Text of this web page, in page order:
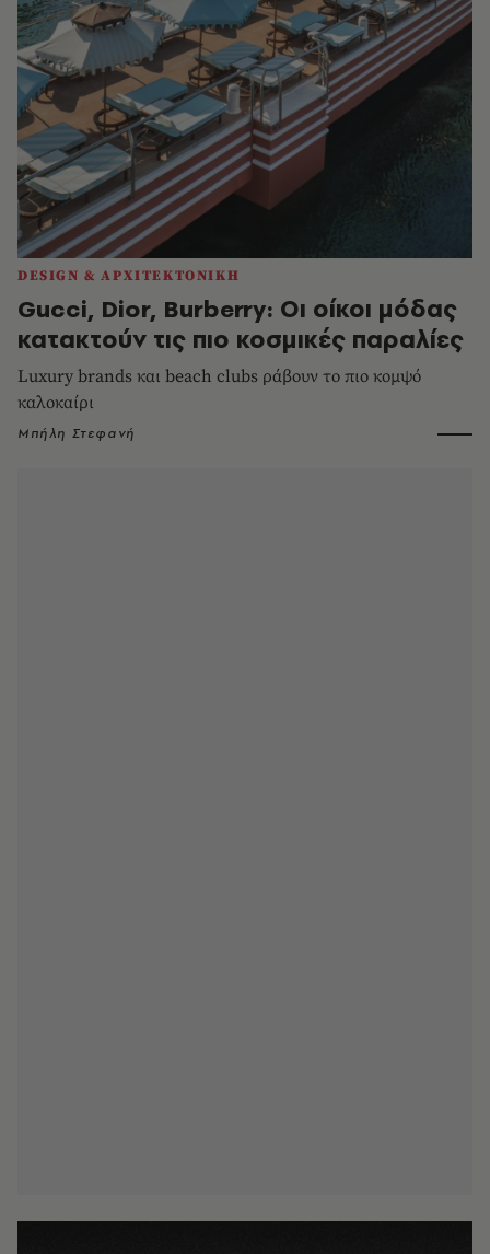
DESIGN & ΑΡΧΙΤΕΚΤΟΝΙΚΗ
Gucci, Dior, Burberry: Οι οίκοι μόδας
κατακτούν τις πιο κοσμικές παραλίες
Luxury brands και beach clubs ράβουν το πιο κομψό
καλοκαίρι
Μπήλη Στεφανή